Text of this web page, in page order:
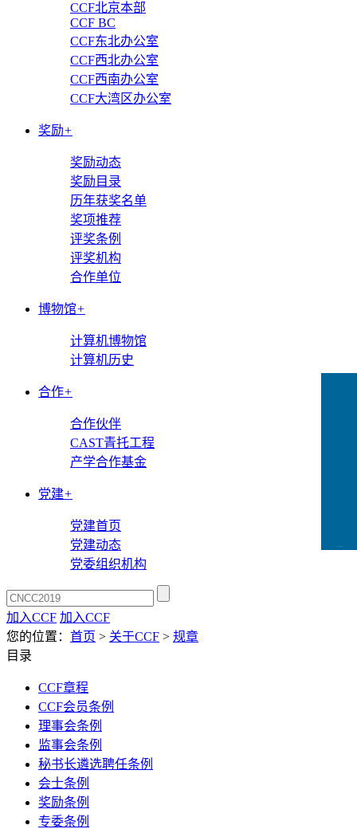
CCF北京本部
CCF BC
CCF东北办公室
CCF西北办公室
CCF西南办公室
CCF大湾区办公室
奖励+
奖励动态
奖励目录
历年获奖名单
奖项推荐
评奖条例
评奖机构
合作单位
博物馆+
计算机博物馆
计算机历史
合作+
合作伙伴
CAST青托工程
产学合作基金
党建+
党建首页
党建动态
党委组织机构
加入CCF 加入CCF
您的位置： 首页 > 关于CCF > 规章
目录
CCF章程
CCF会员条例
理事会条例
监事会条例
秘书长遴选聘任条例
会士条例
奖励条例
专委条例